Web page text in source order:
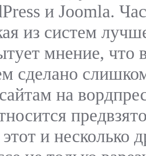
и Joomla.
из систем
мнение, что
сделано
на
этот и